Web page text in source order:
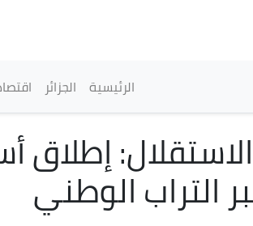
القائمة
الرئيسية الجزائر
64 لعيد
الوطني